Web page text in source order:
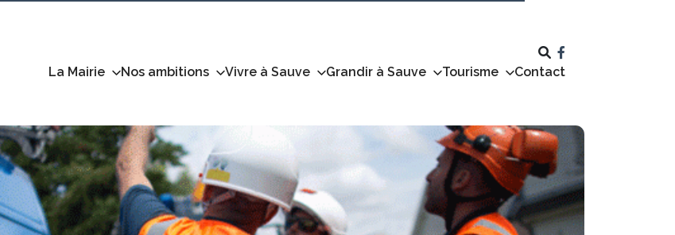
La Mairie Nos ambitions Vivre à Sauve Grandir à Sauve Tourisme Contact